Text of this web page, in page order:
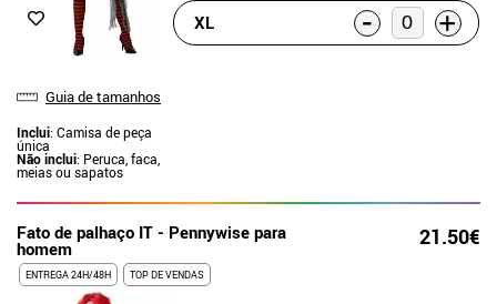
Guia de tamanhos
Inclui: Camisa de peça
única
Não inclui: Peruca, faca,
meias ou sapatos
XL - +
Fato de palhaço IT - Pennywise para
homem 21.50€
ENTREGA 24H/48H TOP DE VENDAS